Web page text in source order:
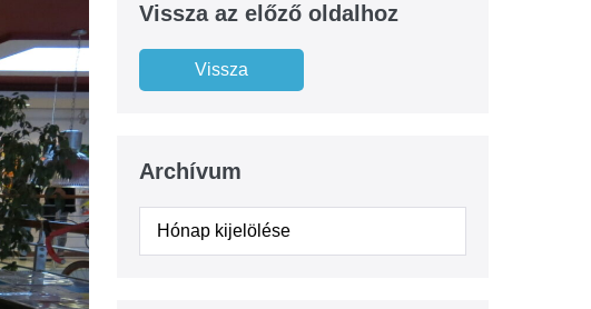
Vissza az előző oldalhoz
Archívum